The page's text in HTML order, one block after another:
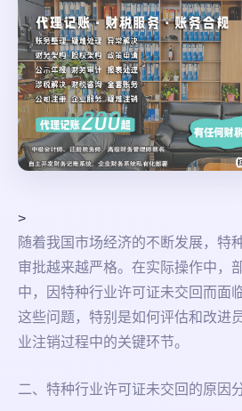
>
随着我国市场经济的不断发展，特
审批越来越严格。在实际操作中，
中，因特种行业许可证未交回而面
这些问题，特别是如何评估和改进
业注销过程中的关键环节。
二、特种行业许可证未交回的原因